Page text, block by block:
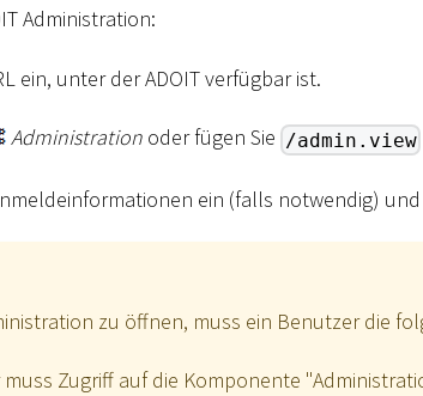
Administration:
ein, unter der ADOIT verfügbar ist.
Administration oder fügen Sie /admin.view
ein (falls notwendig) und
zu öffnen, muss ein Benutzer die
Zugriff auf die Komponente